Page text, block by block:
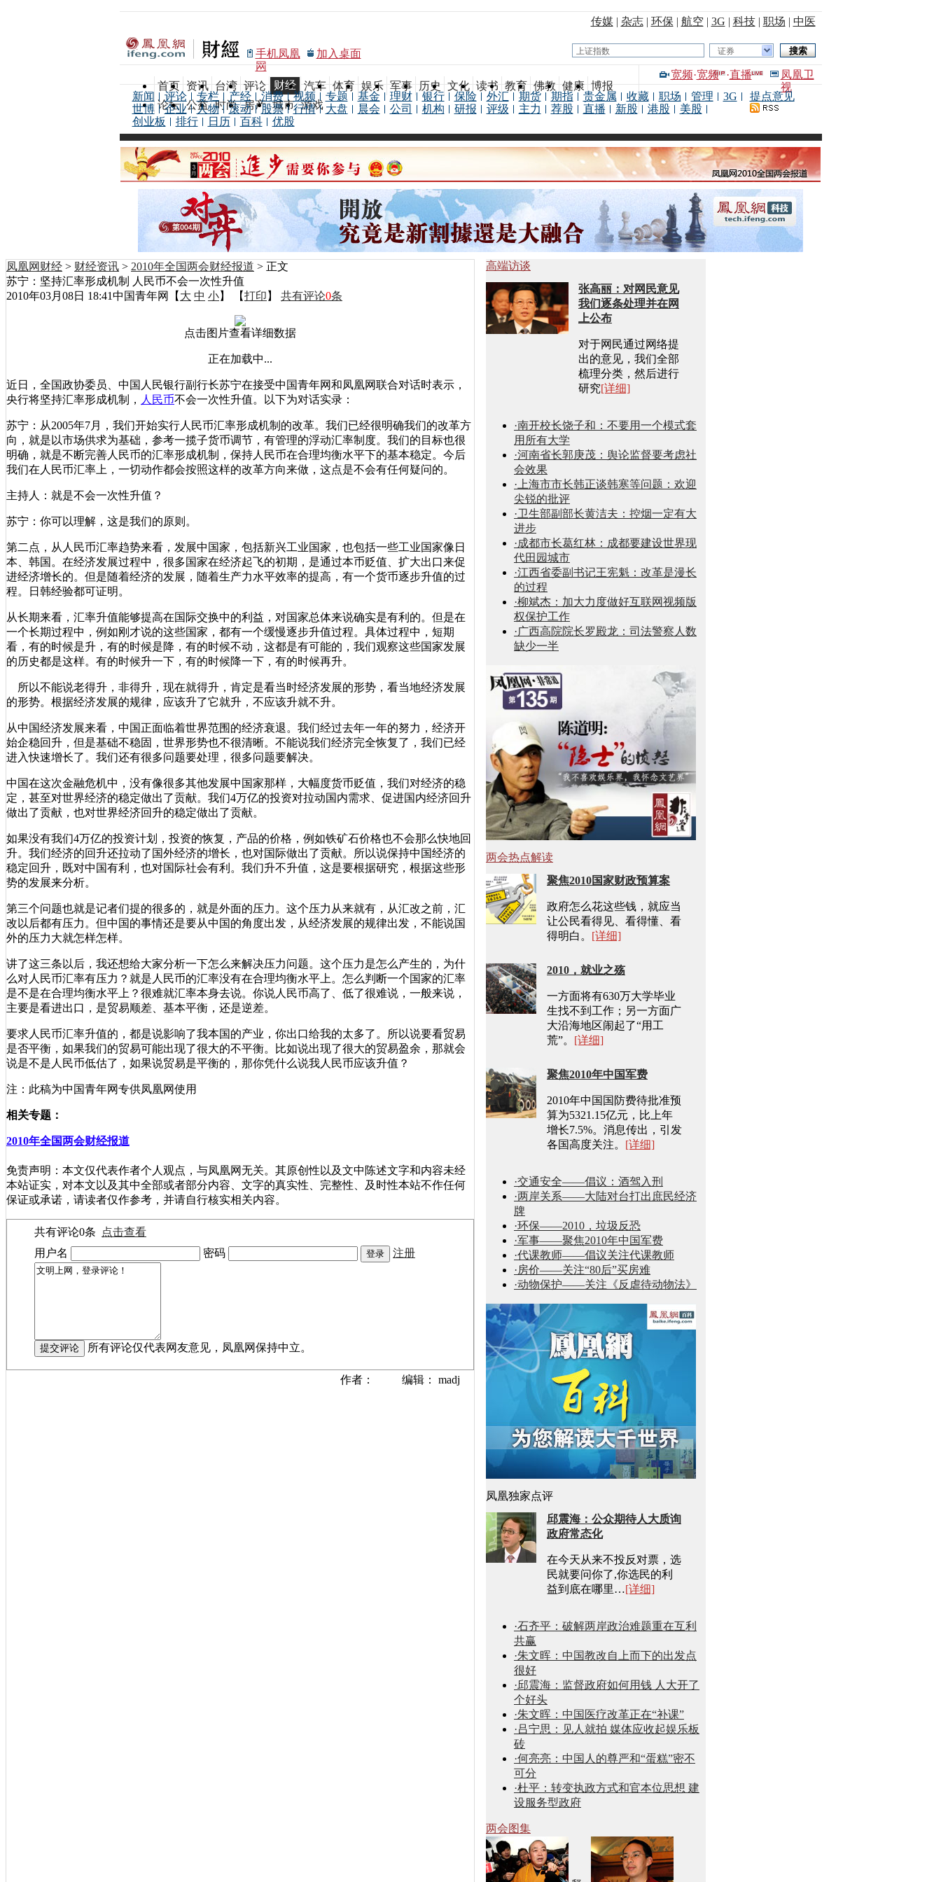
传媒| 杂志| 环保 | 航空 | 3G | 科技| 职场 | 中医
手机凤凰
网
加入桌面 证券
首页 资讯 台湾 评论 财经 汽车 体育 娱乐 军事 历史 文化 读书 教育 佛教 健康 博报
论坛 公益 时尚 房产 城市 游戏
宽频·宽频 ·直播
凤凰卫
视
新闻 评论 专栏 产经 消费 视频 专题 基金 理财 银行 保险 外汇 期货 期指 贵金属 收藏 职场 管理
3G
世博
企业 人物 滚动 股票 行情 大盘 晨会 公司 机构 研报 评级 主力 荐股 直播 新股 港股
美股
创业板
排行 日历 百科 优股
提点意见
凤凰网财经 > 财经资讯 > 2010年全国两会财经报道 > 正文
苏宁：坚持汇率形成机制 人民币不会一次性升值
2010年03月08日 18:41中国青年网 【 大 中 小】 【打印 】 共有评论0条
点击图片查看详细数据
正在加载中...
近日，全国政协委员、中国人民银行副行长苏宁在接受中国青年网和凤凰网联合对话时表示，
央行将坚持汇率形成机制， 人民币不会一次性升值。以下为对话实录：
苏宁：从2005年7月，我们开始实行人民币汇率形成机制的改革。我们已经很明确我们的改革方
向，就是以市场供求为基础，参考一揽子货币调节，有管理的浮动汇率制度。我们的目标也很
明确，就是不断完善人民币的汇率形成机制，保持人民币在合理均衡水平下的基本稳定。今后
我们在人民币汇率上，一切动作都会按照这样的改革方向来做，这点是不会有任何疑问的。
主持人：就是不会一次性升值？
苏宁：你可以理解，这是我们的原则。
第二点，从人民币汇率趋势来看，发展中国家，包括新兴工业国家，也包括一些工业国家像日
本、韩国。在经济发展过程中，很多国家在经济起飞的初期，是通过本币贬值、扩大出口来促
进经济增长的。但是随着经济的发展，随着生产力水平效率的提高，有一个货币逐步升值的过
程。日韩经验都可证明。
从长期来看，汇率升值能够提高在国际交换中的利益，对国家总体来说确实是有利的。但是在
一个长期过程中，例如刚才说的这些国家，都有一个缓慢逐步升值过程。具体过程中，短期
看，有的时候是升，有的时候是降，有的时候不动，这都是有可能的，我们观察这些国家发展
的历史都是这样。有的时候升一下，有的时候降一下，有的时候再升。
所以不能说老得升，非得升，现在就得升，肯定是看当时经济发展的形势，看当地经济发展
的形势。根据经济发展的规律，应该升了它就升，不应该升就不升。
从中国经济发展来看，中国正面临着世界范围的经济衰退。我们经过去年一年的努力，经济开
始企稳回升，但是基础不稳固，世界形势也不很清晰。不能说我们经济完全恢复了，我们已经
进入快速增长了。我们还有很多问题要处理，很多问题要解决。
中国在这次金融危机中，没有像很多其他发展中国家那样，大幅度货币贬值，我们对经济的稳
定，甚至对世界经济的稳定做出了贡献。我们4万亿的投资对拉动国内需求、促进国内经济回升
做出了贡献，也对世界经济回升的稳定做出了贡献。
如果没有我们4万亿的投资计划，投资的恢复，产品的价格，例如铁矿石价格也不会那么快地回
升。我们经济的回升还拉动了国外经济的增长，也对国际做出了贡献。所以说保持中国经济的
稳定回升，既对中国有利，也对国际社会有利。我们升不升值，这是要根据研究，根据这些形
势的发展来分析。
第三个问题也就是记者们提的很多的，就是外面的压力。这个压力从来就有，从汇改之前，汇
改以后都有压力。但中国的事情还是要从中国的角度出发，从经济发展的规律出发，不能说国
外的压力大就怎样怎样。
讲了这三条以后，我还想给大家分析一下怎么来解决压力问题。这个压力是怎么产生的，为什
么对人民币汇率有压力？就是人民币的汇率没有在合理均衡水平上。怎么判断一个国家的汇率
是不是在合理均衡水平上？很难就汇率本身去说。你说人民币高了、低了很难说，一般来说，
主要是看进出口，是贸易顺差、基本平衡，还是逆差。
要求人民币汇率升值的，都是说影响了我本国的产业，你出口给我的太多了。所以说要看贸易
是否平衡，如果我们的贸易可能出现了很大的不平衡。比如说出现了很大的贸易盈余，那就会
说是不是人民币低估了，如果说贸易是平衡的，那你凭什么说我人民币应该升值？
注：此稿为中国青年网专供凤凰网使用
相关专题：
2010年全国两会财经报道
免责声明：本文仅代表作者个人观点，与凤凰网无关。其原创性以及文中陈述文字和内容未经
本站证实，对本文以及其中全部或者部分内容、文字的真实性、完整性、及时性本站不作任何
保证或承诺，请读者仅作参考，并请自行核实相关内容。
共有评论0条
点击查看
用户名
密码 注册
所有评论仅代表网友意见，凤凰网保持中立。
作者： 编辑： madj
高端访谈
张高丽：对网民意见
我们逐条处理并在网
上公布
对于网民通过网络提
出的意见，我们全部
梳理分类，然后进行
研究[详细]
·南开校长饶子和：不要用一个模式套
用所有大学
·河南省长郭庚茂：舆论监督要考虑社
会效果
·上海市市长韩正谈韩寒等问题：欢迎
尖锐的批评
·卫生部副部长黄洁夫：控烟一定有大
进步
·成都市长葛红林：成都要建设世界现
代田园城市
·江西省委副书记王宪魁：改革是漫长
的过程
·柳斌杰：加大力度做好互联网视频版
权保护工作
·广西高院院长罗殿龙：司法警察人数
缺少一半
两会热点解读
聚焦2010国家财政预算案
政府怎么花这些钱，就应当
让公民看得见、看得懂、看
得明白。 [详细]
2010，就业之殇
一方面将有630万大学毕业
生找不到工作；另一方面广
大沿海地区闹起了“用工
荒”。 [详细]
聚焦2010年中国军费
2010年中国国防费待批准预
算为5321.15亿元，比上年
增长7.5%。消息传出，引发
各国高度关注。 [详细]
·交通安全——倡议：酒驾入刑
·两岸关系——大陆对台打出庶民经济
牌
·环保——2010，垃圾反恐
·军事——聚焦2010年中国军费
·代课教师——倡议关注代课教师
·房价——关注“80后”买房难
·动物保护——关注《反虐待动物法》
凤凰独家点评
邱震海：公众期待人大质询
政府常态化
在今天从来不投反对票，选
民就要问你了,你选民的利
益到底在哪里…[详细]
·石齐平：破解两岸政治难题重在互利
共赢
·朱文晖：中国教改自上而下的出发点
很好
·邱震海：监督政府如何用钱 人大开了
个好头
·朱文晖：中国医疗改革正在“补课”
·吕宁思：见人就拍 媒体应收起娱乐板
砖
·何亮亮：中国人的尊严和“蛋糕”密不
可分
·杜平：转变执政方式和官本位思想 建
设服务型政府
两会图集